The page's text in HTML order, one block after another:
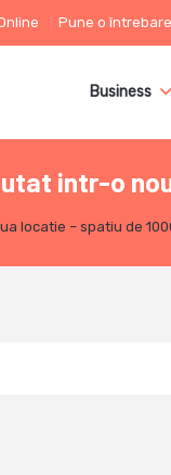
Pune o întrebare
Business
intr-o
locatie – spatiu de